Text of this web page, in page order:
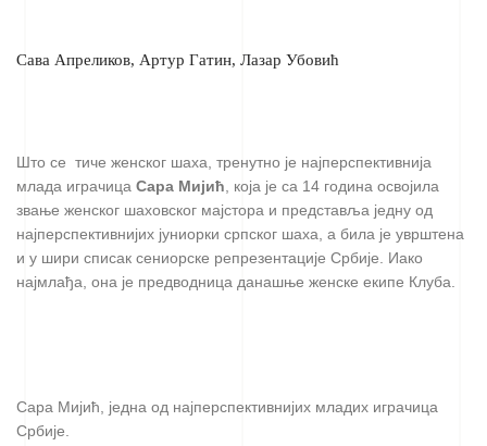
Сава Апреликов, Артур Гатин, Лазар Убовић
Што се тиче женског шаха, тренутно је најперспективнија
млада играчица Сара Мијић, која је са 14 година освојила
звање женског шаховског мајстора и представља једну од
најперспективнијих јуниорки српског шаха, а била је уврштена
и у шири списак сениорске репрезентације Србије. Иако
најмлађа, она је предводница данашње женске екипе Клуба.
Сара Мијић, једна од најперспективнијих младих играчица
Србије.